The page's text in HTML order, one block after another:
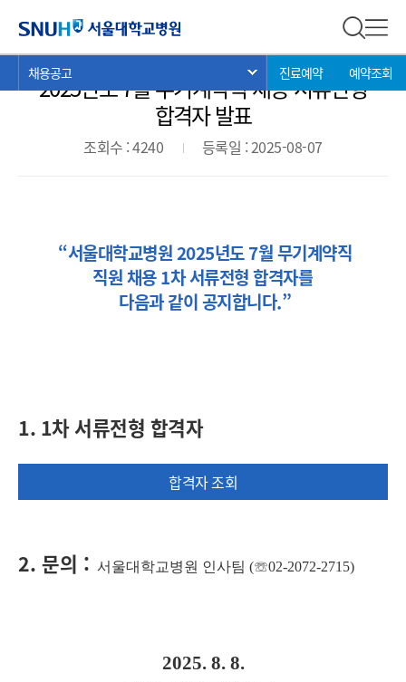
전체 검
현
재
채용공고 서브 메뉴 목록 열기
진료예약 예약조회
채용공고
2025년도 7월 무기계약직 채용 서류전형
합격자 발표
조회수 : 4240 등록일 : 2025-08-07
“서울대학교병원2025년도 7월 무기계약직
직원 채용1차 서류전형 합격자를
다음과 같이 공지합니다.”
1. 1차 서류전형 합격자
합격자 조회
2. 문의 : 서울대학교병원 인사팀 (☏02-2072-2715)
2025. 8. 8.